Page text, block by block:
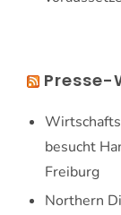
Presse-
besucht
Freiburg
Northern